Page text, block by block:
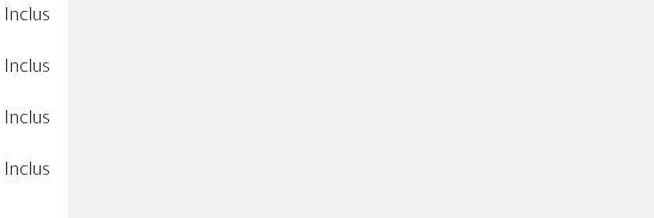
Inclus
Inclus
Inclus
Inclus